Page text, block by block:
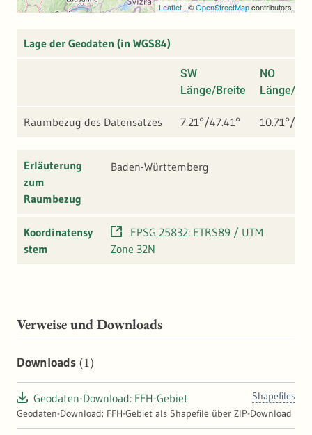
Leaflet |©OpenStreetMapcontributors
Lage der Geodaten (in WGS84)
SW
Länge/Breite
NO
Länge/
Raumbezug des Datensatzes 7.21°/47.41° 10.71°/
Erläuterung
zum
Raumbezug
Baden-Württemberg
Koordinatensy
stem
EPSG 25832: ETRS89 / UTM
Zone 32N
Verweise und Downloads
Downloads (1)
Shapefiles
Geodaten-Download: FFH-Gebiet
Geodaten-Download: FFH-Gebiet als Shapefile über ZIP-Download